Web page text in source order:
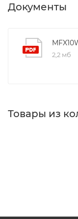
Документы
2,2 мб
Товары из